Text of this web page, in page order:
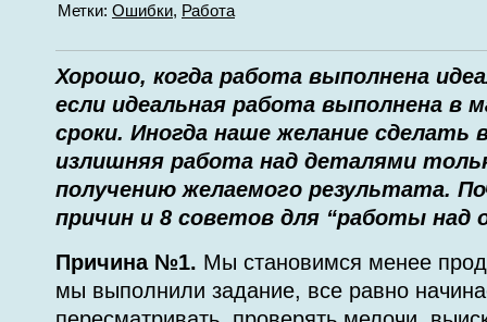
Метки: Ошибки, Работа
Хорошо, когда работа выполнена
если идеальная работа выполнена в
сроки. Иногда наше желание сделать
излишняя работа над деталями
получению желаемого результата.
причин и 8 советов для “работы над
Причина №1. Мы становимся менее
мы выполнили задание, все равно